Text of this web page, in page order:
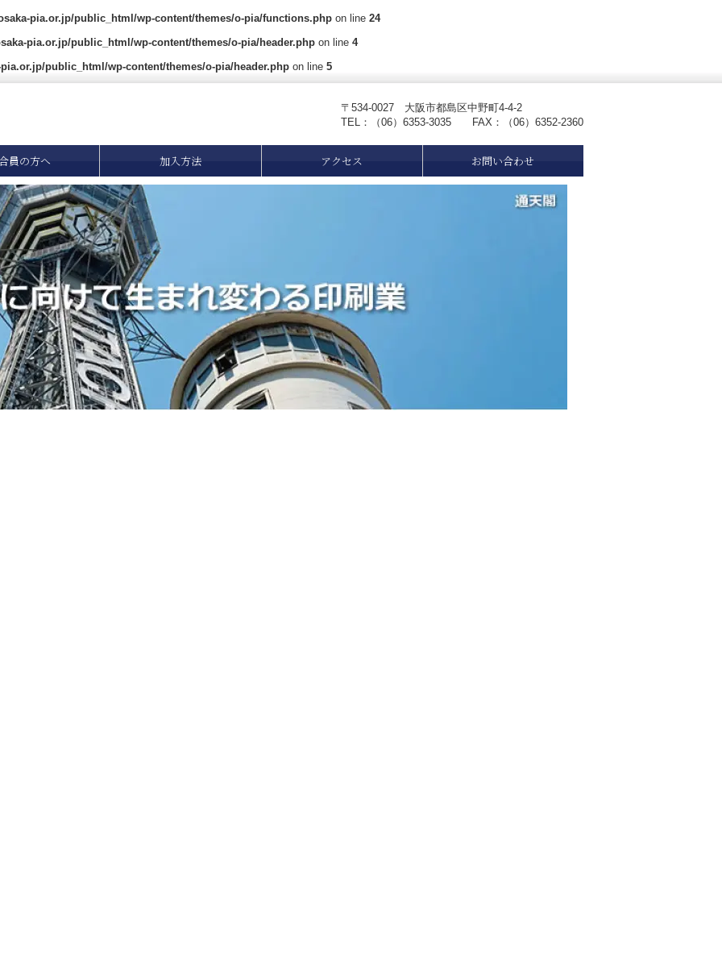
pia.or.jp/public_html/wp-content/themes/o-pia/functions.php on line 24
pia.or.jp/public_html/wp-content/themes/o-pia/header.php on line 4
pia.or.jp/public_html/wp-content/themes/o-pia/header.php on line 5
〒534-0027 大阪市都島区中野町4-4-2
TEL：（06）6353-3035 FAX：（06）6352-2360
員の方へ 加入方法 アクセス お問い合わせ